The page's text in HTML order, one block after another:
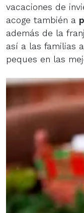
vacaciones de
acoge también a
además de la
así a las familias
peques en las